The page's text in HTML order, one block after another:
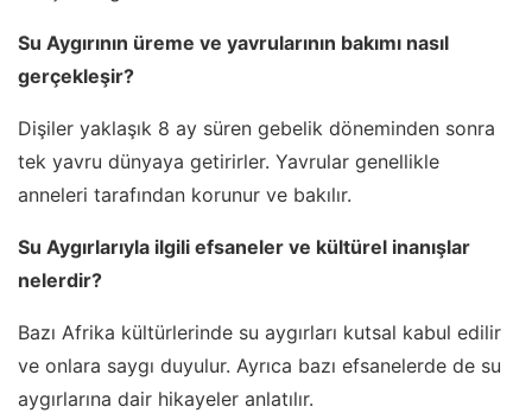
Su Aygırının üreme ve yavrularının bakımı nasıl
gerçekleşir?
Dişiler yaklaşık 8 ay süren gebelik döneminden sonra
tek yavru dünyaya getirirler. Yavrular genellikle
anneleri tarafından korunur ve bakılır.
Su Aygırlarıyla ilgili efsaneler ve kültürel inanışlar
nelerdir?
Bazı Afrika kültürlerinde su aygırları kutsal kabul edilir
ve onlara saygı duyulur. Ayrıca bazı efsanelerde de su
aygırlarına dair hikayeler anlatılır.